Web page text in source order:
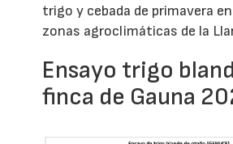
trigo y cebada de primavera
zonas agroclimáticas de la
Ensayo trigo
finca de Gauna